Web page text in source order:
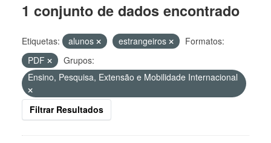
1 conjunto de dados encontrado
Etiquetas: alunos estrangeiros
Formatos:
PDF
Grupos:
Ensino, Pesquisa, Extensão e Mobilidade Internacional
Filtrar Resultados